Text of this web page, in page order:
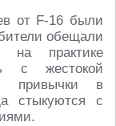
от F-16 были
обещали
на практике
с жестокой
привычки в
стыкуются с